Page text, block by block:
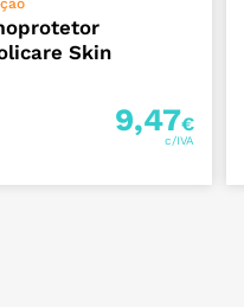
Skin
9,47€